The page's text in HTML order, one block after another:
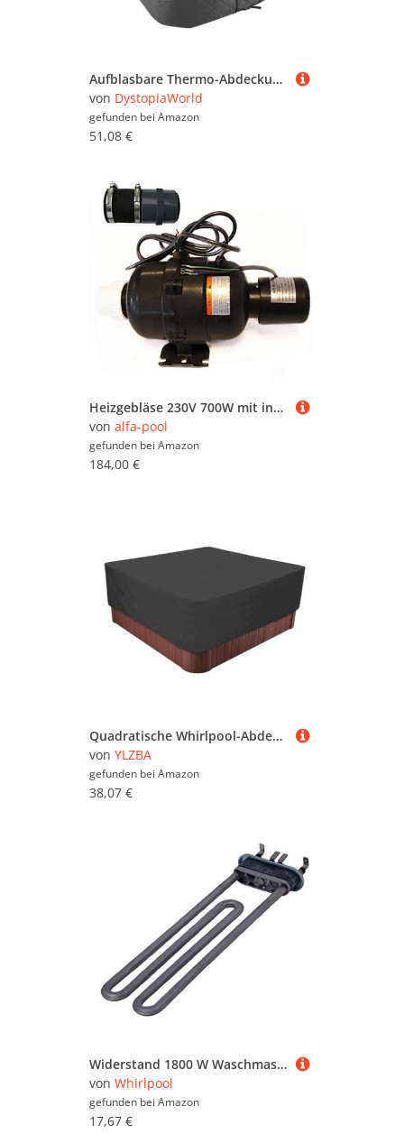
Aufblasbare Thermo-Abdeckung, Thermo-Whirlpool-Abdeckung, drei Pumpen-Wartungsanschlüsse, wasserdicht und UV-beständig, für die meisten Standard-Whirlpools (grau)
von DystopiaWorld
gefunden bei Amazon
51,08 €
Heizgebläse 230V 700W mit integriertem Druckwellenschalter, Luftsprudel für Whirlpool, Badezuber mit Anschluss 50mm
von alfa-pool
gefunden bei Amazon
184,00 €
Quadratische Whirlpool-Abdeckung, 210D wasserdichte SPA-Abdeckung Winddichter Whirlpool-Schutz mit verstellbarem Zugband(Black,244x244x30cm)
von YLZBA
gefunden bei Amazon
38,07 €
Widerstand 1800 W Waschmaschine, Waschmaschine 481010550891, C00312066 Waschmaschine, Waschmaschine 481010550891, C00312066 WHIRLPOOL
von Whirlpool
gefunden bei Amazon
17,67 €